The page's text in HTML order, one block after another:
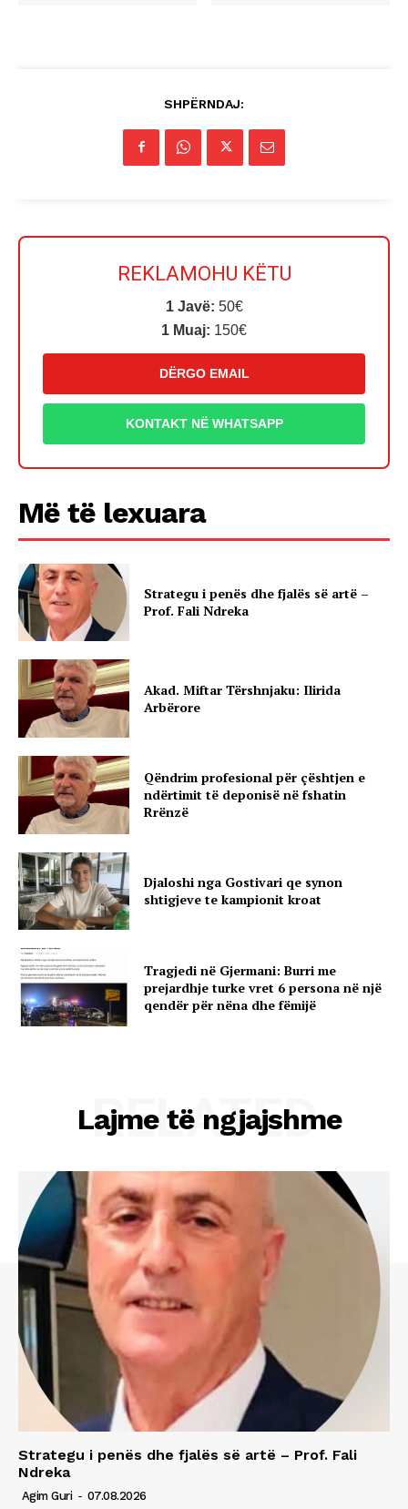
SHPËRNDAJ:
REKLAMOHU KËTU
1 Javë: 50€
1 Muaj: 150€
DËRGO EMAIL
KONTAKT NË WHATSAPP
Më të lexuara
Strategu i penës dhe fjalës së artë –
Prof. Fali Ndreka
Akad. Miftar Tërshnjaku: Ilirida
Arbërore
Qëndrim profesional për çështjen e
ndërtimit të deponisë në fshatin
Rrënzë
Djaloshi nga Gostivari qe synon
shtigjeve te kampionit kroat
Tragjedi në Gjermani: Burri me
prejardhje turke vret 6 persona në një
qendër për nëna dhe fëmijë
Lajme të ngjajshme
RELATED
Strategu i penës dhe fjalës së artë – Prof. Fali
Ndreka
Agim Guri - 07.08.2026